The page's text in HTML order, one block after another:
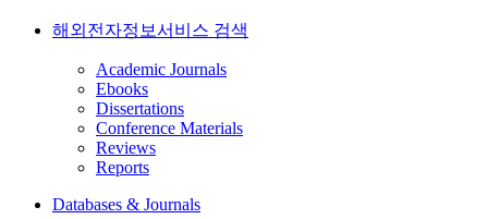
해외전자정보서비스 검색
Academic Journals
Ebooks
Dissertations
Conference Materials
Reviews
Reports
Databases & Journals